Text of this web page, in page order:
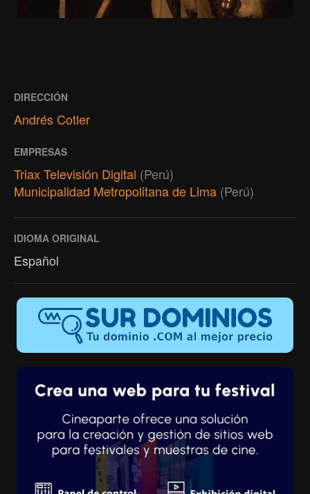
DIRECCIÓN
Andrés Cotler
EMPRESAS
Triax Televisión Digital (Perú)
Municipalidad Metropolitana de Lima (Perú)
IDIOMA ORIGINAL
Español